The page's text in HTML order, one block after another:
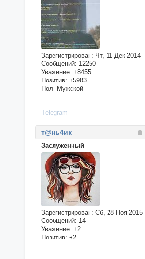
Зарегистрирован: Чт, 11 Дек 2014
Сообщений: 12250
Уважение: +8455
Позитив: +5983
Пол: Мужской
Telegram
т@нь4ик
Заслуженный
Зарегистрирован: Сб, 28 Ноя 2015
Сообщений: 14
Уважение: +2
Позитив: +2